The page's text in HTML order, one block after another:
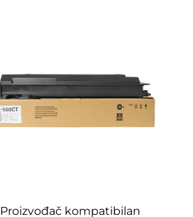
Proizvođač kompatibilan